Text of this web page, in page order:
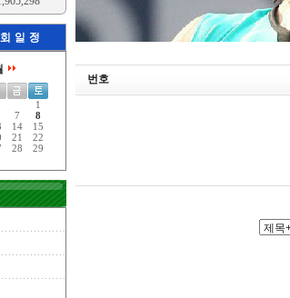
1
7
8
14
15
21
22
28
29
번호